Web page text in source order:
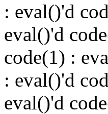
: eval()'d
eval()'d
code(1) :
: eval()'d
eval()'d